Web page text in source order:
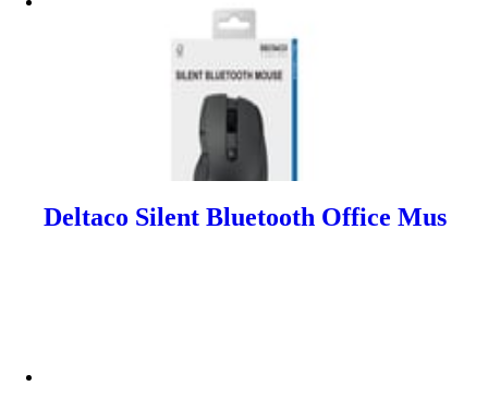
Deltaco Silent Bluetooth Office Mus